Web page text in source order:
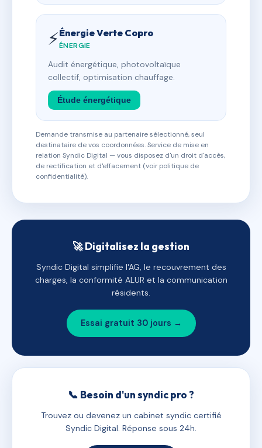
⚡Énergie Verte Copro
ÉNERGIE
Audit énergétique, photovoltaïque
collectif, optimisation chauffage.
Étude énergétique
Demande transmise au partenaire sélectionné, seul
destinataire de vos coordonnées. Service de mise en
relation Syndic Digital — vous disposez d'un droit d'accès,
de rectification et d'effacement (voir politique de
confidentialité).
🚀 Digitalisez la gestion
Syndic Digital simplifie l'AG, le recouvrement des
charges, la conformité ALUR et la communication
résidents.
Essai gratuit 30 jours →
📞 Besoin d'un syndic pro ?
Trouvez ou devenez un cabinet syndic certifié
Syndic Digital. Réponse sous 24h.